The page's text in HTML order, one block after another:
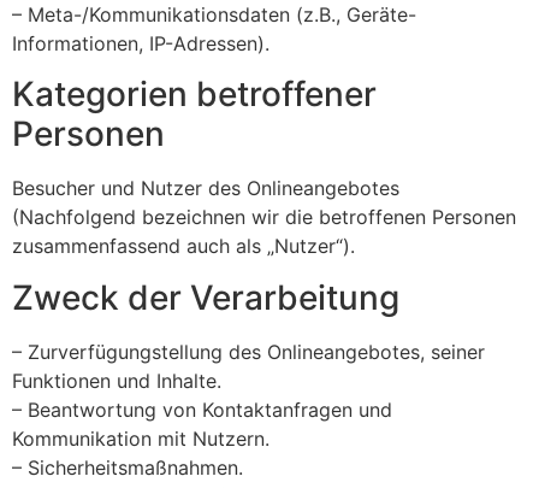
– Meta-/Kommunikationsdaten (z.B., Geräte-
Informationen, IP-Adressen).
Kategorien betroffener
Personen
Besucher und Nutzer des Onlineangebotes
(Nachfolgend bezeichnen wir die betroffenen Personen
zusammenfassend auch als „Nutzer“).
Zweck der Verarbeitung
– Zurverfügungstellung des Onlineangebotes, seiner
Funktionen und Inhalte.
– Beantwortung von Kontaktanfragen und
Kommunikation mit Nutzern.
– Sicherheitsmaßnahmen.